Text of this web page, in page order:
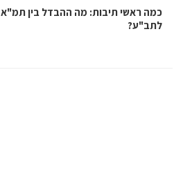
כמה ראשי תיבות: מה ההבדל בין תמ"א
לתב"ע?